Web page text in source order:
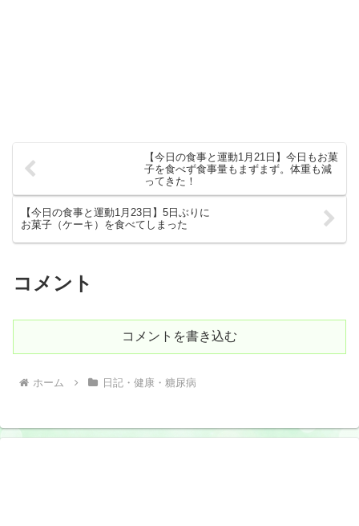
【今日の食事と運動1月21日】今日もお菓
子を食べず食事量もまずまず。体重も減
ってきた！
【今日の食事と運動1月23日】5日ぶりに
お菓子（ケーキ）を食べてしまった
コメント
コメントを書き込む
ホーム 日記・健康・糖尿病